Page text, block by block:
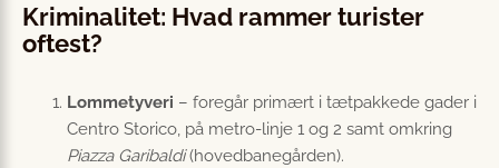
Kriminalitet: Hvad rammer turister
oftest?
Lommetyveri – foregår primært i tætpakkede gader i
Centro Storico, på metro-linje 1 og 2 samt omkring
Piazza Garibaldi(hovedbanegården).